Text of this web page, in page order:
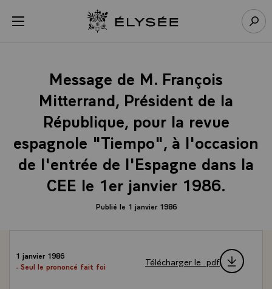
menu Retour à l’accueil Élysée
Message de M. François
Mitterrand, Président de la
République, pour la revue
espagnole "Tiempo", à l'occasion
de l'entrée de l'Espagne dans la
CEE le 1er janvier 1986.
Publié le 1 janvier 1986
1 janvier 1986
- Seul le prononcé fait foi
Télécharger le .pdf
Panneau de gestion des cookies